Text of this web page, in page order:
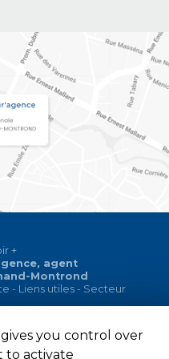
+
agent
Montrond
- Liens utiles- Secteur
de site Internet
Devis
gives you control over
to activate